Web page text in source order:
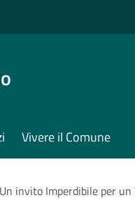
Vivere il Comune
Un invito Imperdibile per